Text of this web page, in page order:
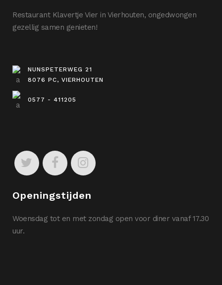
Restaurant Klavertje Vier in Vierhouten, ongedwongen
gezellig samen genieten!
NUNSPETERWEG 21
8076 PC, VIERHOUTEN
0577 - 411205
Openingstijden
Woensdag tot en met zondag open voor diner vanaf 17.30
uur.